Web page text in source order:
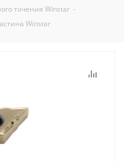
точения Winstar -
Winstar